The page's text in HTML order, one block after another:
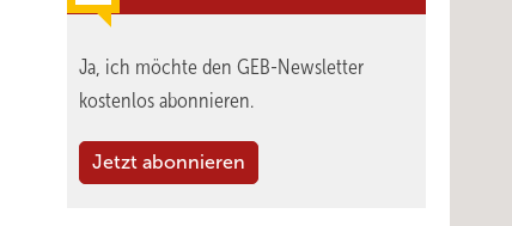
Ja, ich möchte den GEB-Newsletter
kostenlos abonnieren.
Jetzt abonnieren